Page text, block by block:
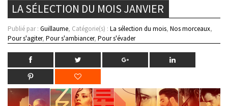
LA SÉLECTION DU MOIS JANVIER
Publié par : Guillaume, Catégorie(s) : La sélection du mois, Nos morceaux,
Pour s'agiter, Pour s'ambiancer, Pour s'évader